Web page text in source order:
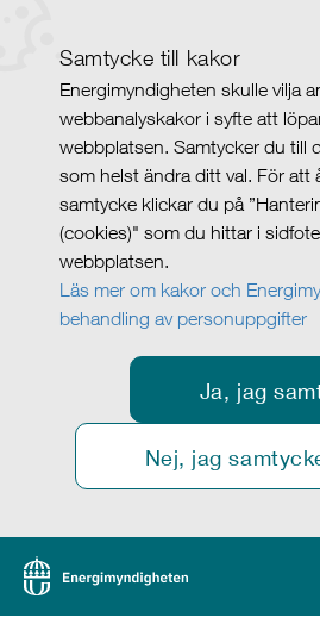
Samtycke till kakor
Energimyndigheten skulle vilja
webbanalyskakor i syfte att
webbplatsen. Samtycker du till
som helst ändra ditt val. För att
samtycke klickar du på
(cookies)" som du hittar i
webbplatsen.
Läs mer om kakor och
behandling av personuppgifter
Ja, jag
Nej, jag